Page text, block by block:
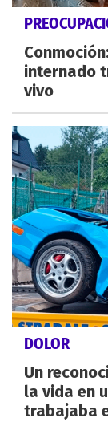
internado
vivo
DOLOR
Un
la vida en
trabajaba